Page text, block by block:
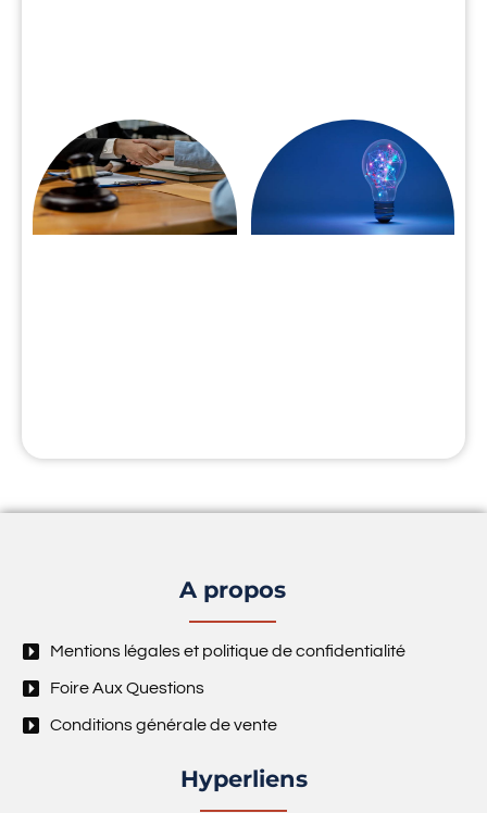
A propos
Mentions légales et politique de confidentialité
Foire Aux Questions
Conditions générale de vente
Hyperliens